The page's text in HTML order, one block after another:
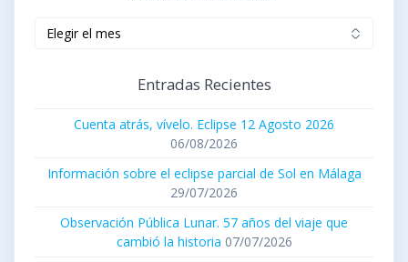
Entradas Recientes
Cuenta atrás, vívelo. Eclipse 12 Agosto 2026
06/08/2026
Información sobre el eclipse parcial de Sol en Málaga
29/07/2026
Observación Pública Lunar. 57 años del viaje que
cambió la historia 07/07/2026